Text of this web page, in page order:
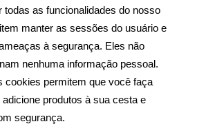
todas as funcionalidades do nosso
manter as sessões do usuário e
à segurança. Eles não
nenhuma informação pessoal.
cookies permitem que você faça
produtos à sua cesta e
segurança.